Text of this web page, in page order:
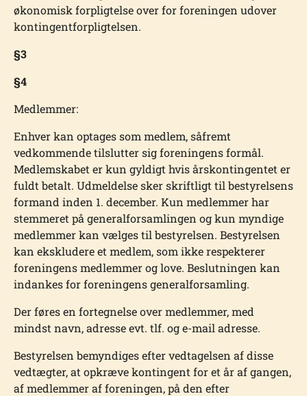
økonomisk forpligtelse over for foreningen udover
kontingentforpligtelsen.
§3
§4
Medlemmer:
Enhver kan optages som medlem, såfremt
vedkommende tilslutter sig foreningens formål.
Medlemskabet er kun gyldigt hvis årskontingentet er
fuldt betalt. Udmeldelse sker skriftligt til bestyrelsens
formand inden 1. december. Kun medlemmer har
stemmeret på generalforsamlingen og kun myndige
medlemmer kan vælges til bestyrelsen. Bestyrelsen
kan ekskludere et medlem, som ikke respekterer
foreningens medlemmer og love. Beslutningen kan
indankes for foreningens generalforsamling.
Der føres en fortegnelse over medlemmer, med
mindst navn, adresse evt. tlf. og e-mail adresse.
Bestyrelsen bemyndiges efter vedtagelsen af disse
vedtægter, at opkræve kontingent for et år af gangen,
af medlemmer af foreningen, på den efter